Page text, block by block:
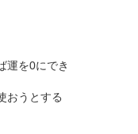
運を0にでき
おうとする